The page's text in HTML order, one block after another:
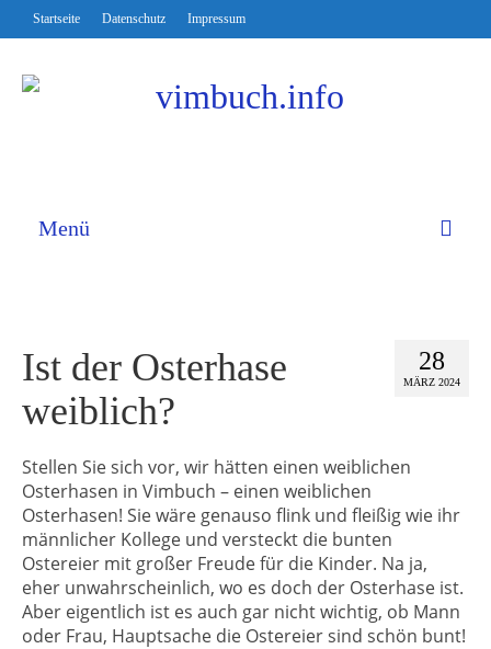
Startseite Datenschutz Impressum
Menü
28
MÄRZ 2024
Ist der Osterhase
weiblich?
Stellen Sie sich vor, wir hätten einen weiblichen
Osterhasen in Vimbuch – einen weiblichen
Osterhasen! Sie wäre genauso flink und fleißig wie ihr
männlicher Kollege und versteckt die bunten
Ostereier mit großer Freude für die Kinder. Na ja,
eher unwahrscheinlich, wo es doch der Osterhase ist.
Aber eigentlich ist es auch gar nicht wichtig, ob Mann
oder Frau, Hauptsache die Ostereier sind schön bunt!